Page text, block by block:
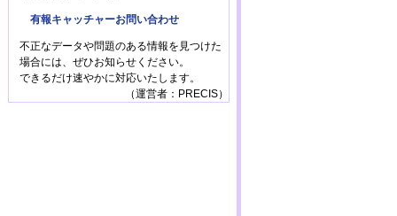
有報キャッチャーお問い合わせ
不正なデータや問題のある情報を見つけた
場合には、ぜひお知らせください。
できるだけ速やかに対応いたします。
（運営者：PRECIS）